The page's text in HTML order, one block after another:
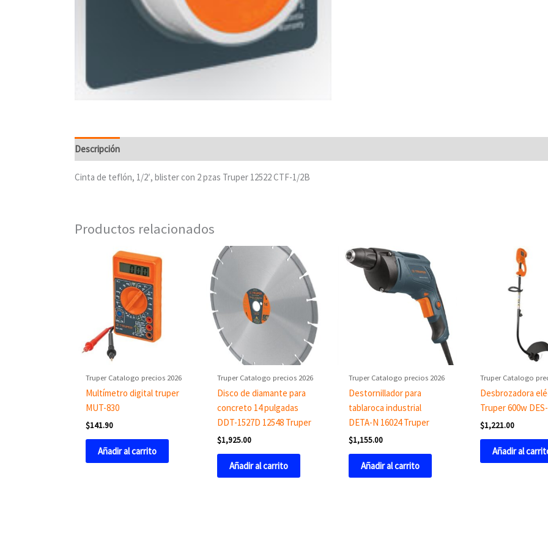
Descripción
Cinta de teflón, 1/2′, blister con 2 pzas Truper 12522 CTF-1/2B
Productos relacionados
Truper Catalogo precios 2026
Multímetro digital truper
MUT-830
$141.90
Añadir al carrito
Truper Catalogo precios 2026
Disco de diamante para
concreto 14 pulgadas
DDT-1527D 12548 Truper
$1,925.00
Añadir al carrito
Truper Catalogo precios 2026
Destornillador para
tablaroca industrial
DETA-N 16024 Truper
$1,155.00
Añadir al carrito
Truper Catalogo
Desbrozadora
Truper 600w
$1,221.00
Añadir al